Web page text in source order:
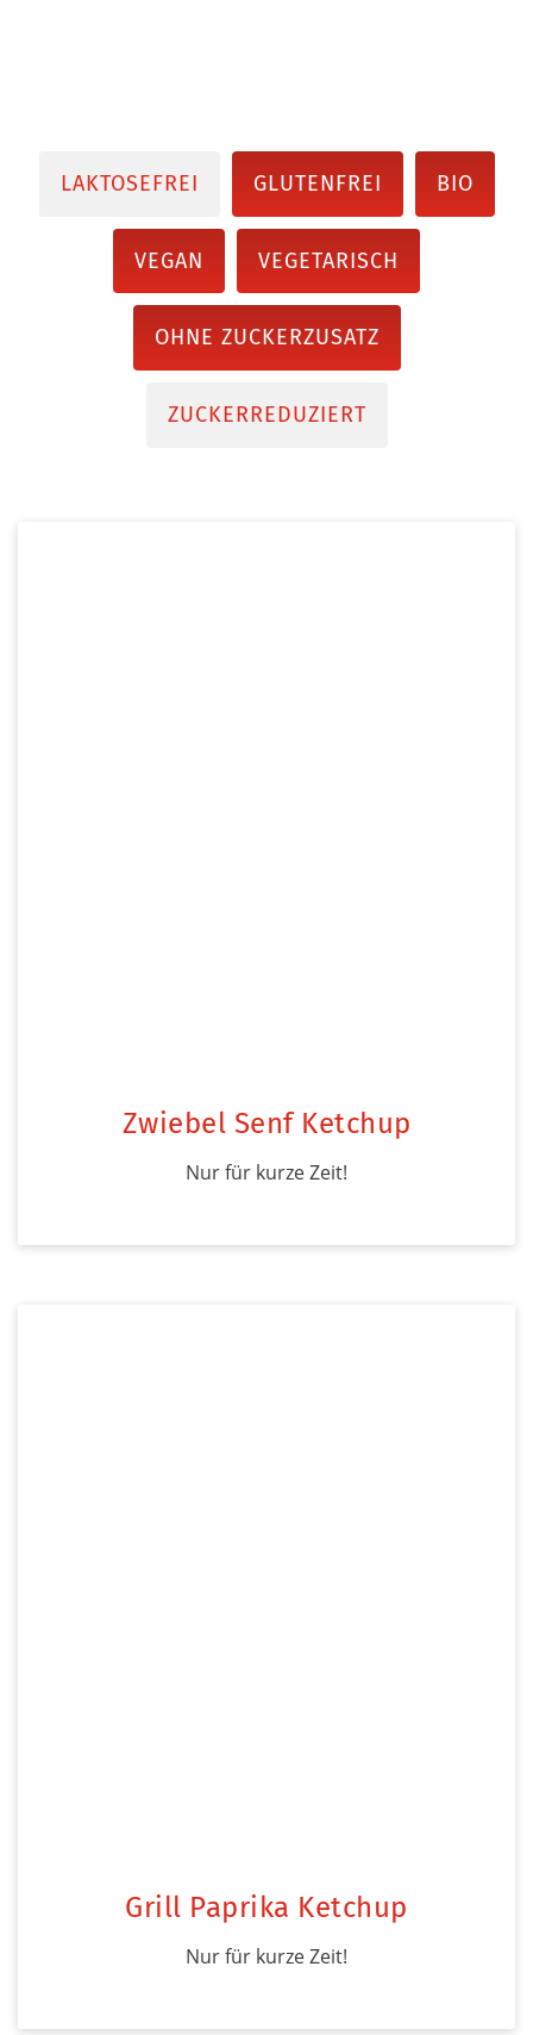
LAKTOSEFREI GLUTENFREI BIO
VEGAN VEGETARISCH
OHNE ZUCKERZUSATZ
ZUCKERREDUZIERT
Zwiebel Senf Ketchup
Nur für kurze Zeit!
Grill Paprika Ketchup
Nur für kurze Zeit!